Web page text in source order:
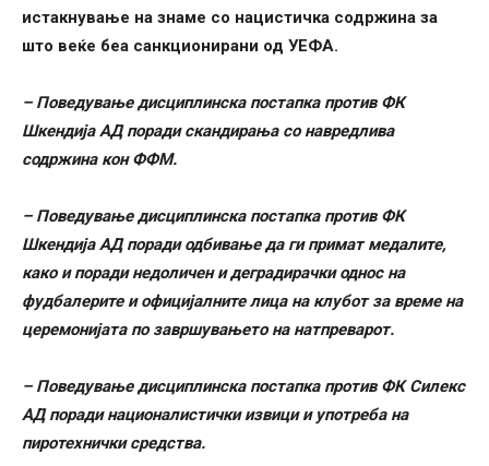
истакнување на знаме со нацистичка содржина за
што веќе беа санкционирани од УЕФА.
– Поведување дисциплинска постапка против ФК
Шкендија АД поради скандирања со навредлива
содржина кон ФФM.
– Поведување дисциплинска постапка против ФК
Шкендија АД поради одбивање да ги примат медалите,
како и поради недоличен и деградирачки однос на
фудбалерите и официјалните лица на клубот за време на
церемонијата по завршувањето на натпреварот.
– Поведување дисциплинска постапка против ФК Силекс
АД поради националистички извици и употреба на
пиротехнички средства.